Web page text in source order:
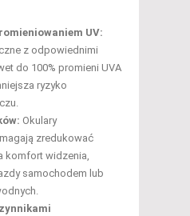
UV:
z odpowiednimi
do 100% promieni UVA
ryzyko
Okulary
zredukować
komfort widzenia,
samochodem lub